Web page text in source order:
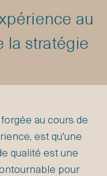
au
la stratégie
au cours de
est qu'une
qualité est une
pour